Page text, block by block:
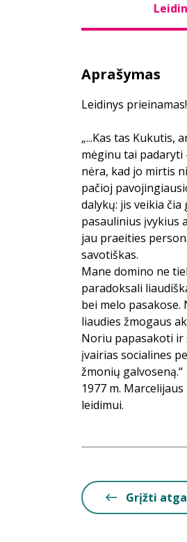
Aprašymas
Leidinys prieinamas!
„...Kas tas Kukutis,
mėginu tai padaryti
nėra, kad jo mirtis
pačioj
dalykų: jis veikia
pasaulinius įvykius
jau praeities
savotiškas.
Mane domino ne
paradoksali
bei melo pasakose.
liaudies žmogaus
Noriu papasakoti ir
įvairias socialines
žmonių galvoseną.“
1977 m.
leidimui.
Grįžti